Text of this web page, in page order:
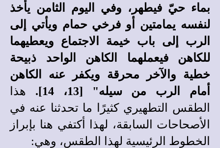
بماء حيّ فيطهر، وفي اليوم الثامن يأخذ
لنفسه يمامتين أو فرخي حمام ويأتي إلى
الرب إلى باب خيمة الاجتماع ويعطيهما
للكاهن فيعملهما الكاهن الواحد ذبيحة
خطية والآخر محرقة ويكفر عنه الكاهن
أمام الرب من سيله" [13، 14].
هذا
الطقس التطهيري كثيرًا ما تحدثنا عنه في
الأصحاحات السابقة، لهذا أكتفي هنا بإبراز
الخطوط الرئيسية لهذا الطقس، وهي: